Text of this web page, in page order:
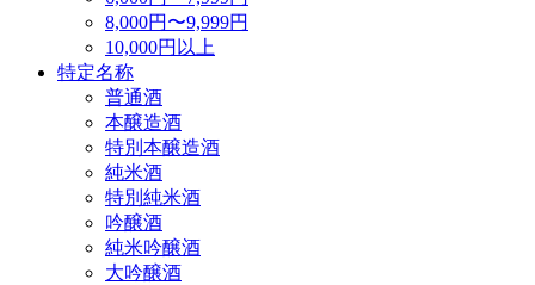
8,000円〜9,999円
10,000円以上
特定名称
普通酒
本醸造酒
特別本醸造酒
純米酒
特別純米酒
吟醸酒
純米吟醸酒
大吟醸酒